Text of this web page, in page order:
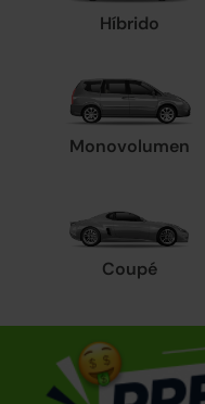
Híbrido
Monovolumen
Coupé